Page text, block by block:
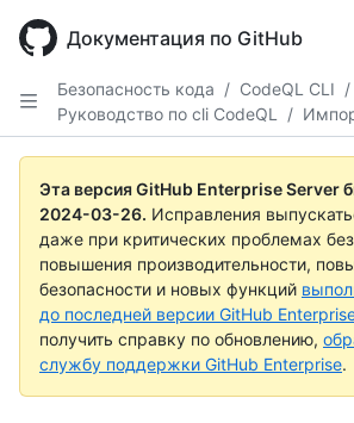
main
Документация по GitHub
Безопасность кода / CodeQL CLI /
Руководство по cli CodeQL
/
Эта версия GitHub Enterprise Server
2024-03-26. Исправления
даже при критических проблемах
повышения производительности,
безопасности и новых функций
до последней версии GitHub
получить справку по обновлению,
службу поддержки GitHub Enterprise.